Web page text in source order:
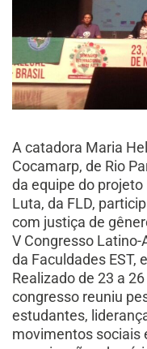
A catadora Maria
Cocamarp, de Rio
da equipe do
Luta, da FLD,
com justiça de
V Congresso Latino-
da Faculdades EST,
Realizado de 23 a
congresso reuniu
estudantes,
movimentos sociais